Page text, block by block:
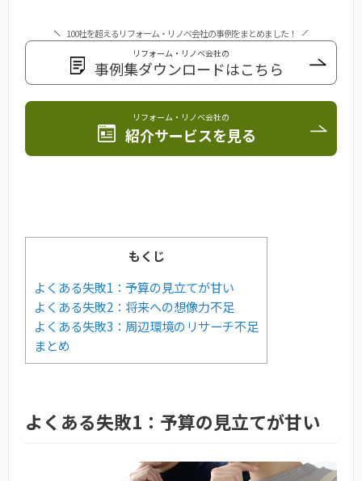
100社を超えるリフォーム・リノベ会社の事例をまとめました！
リフォーム・リノベ会社の
事例集ダウンロードはこちら
リフォーム・リノベ会社の
紹介サービスを見る
もくじ
よくある失敗1：予算の見立てが甘い
よくある失敗2：将来への想像力不足
よくある失敗3：周辺環境のリサーチ不足
まとめ
よくある失敗1：予算の見立てが甘い